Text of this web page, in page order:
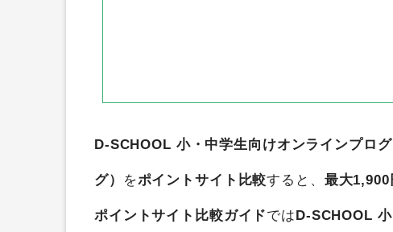
D-SCHOOL 小・中学生向けオンラインプロ
グ） をポイントサイト比較すると、 最大1,900
ポイントサイト比較ガイドではD-SCHOOL